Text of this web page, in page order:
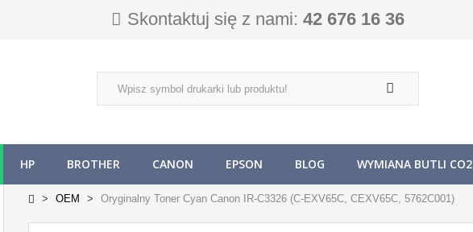
Skontaktuj się z nami: 42 676 16 36
HP BROTHER CANON EPSON BLOG WYMIANA BUTLI CO2
OEM Oryginalny Toner Cyan Canon IR-C3326 (C-EXV65C, CEXV65C, 5762C001)